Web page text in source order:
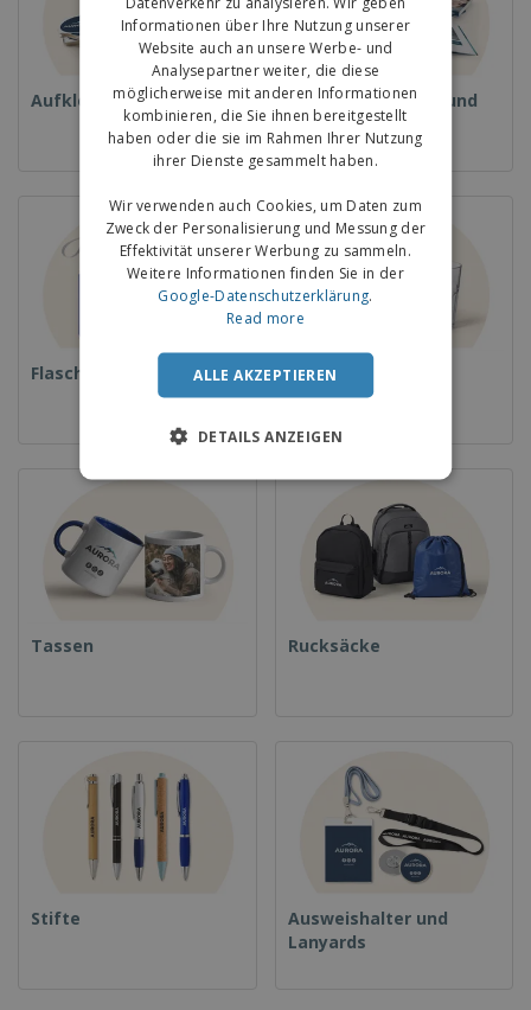
Aufkleber
Magazine, Bücher und
Kataloge
Flaschen Gläser und Becher
Tassen Rucksäcke
Stifte
Ausweishalter und
Lanyards
Informationen über Ihre Nutzung unserer
Website auch an unsere Werbe- und
Analysepartner weiter, die diese
möglicherweise mit anderen Informationen
kombinieren, die Sie ihnen bereitgestellt
haben oder die sie im Rahmen Ihrer Nutzung
ihrer Dienste gesammelt haben.
Wir verwenden auch Cookies, um Daten zum
Zweck der Personalisierung und Messung der
Effektivität unserer Werbung zu sammeln.
Weitere Informationen finden Sie in der
Google-Datenschutzerklärung.
Read more
ALLE AKZEPTIEREN
DETAILS ANZEIGEN